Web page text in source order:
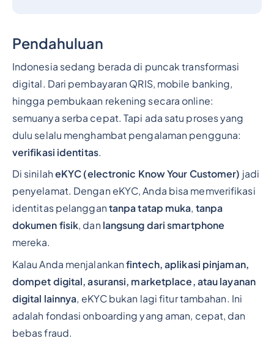
Pendahuluan
Indonesia sedang berada di puncak transformasi
digital. Dari pembayaran QRIS, mobile banking,
hingga pembukaan rekening secara online:
semuanya serba cepat. Tapi ada satu proses yang
dulu selalu menghambat pengalaman pengguna:
verifikasi identitas.
Di sinilah eKYC (electronic Know Your Customer) jadi
penyelamat. Dengan eKYC, Anda bisa memverifikasi
identitas pelanggan tanpa tatap muka, tanpa
dokumen fisik, dan langsung dari smartphone
mereka.
Kalau Anda menjalankanfintech, aplikasi pinjaman,
dompet digital, asuransi, marketplace, atau layanan
digital lainnya, eKYC bukan lagi fitur tambahan. Ini
adalah fondasi onboarding yang aman, cepat, dan
bebas fraud.